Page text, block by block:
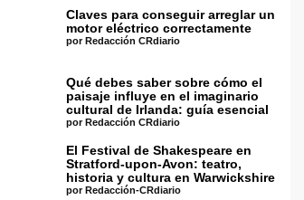
Claves para conseguir arreglar un
motor eléctrico correctamente
por Redacción CRdiario
Qué debes saber sobre cómo el
paisaje influye en el imaginario
cultural de Irlanda: guía esencial
por Redacción CRdiario
El Festival de Shakespeare en
Stratford-upon-Avon: teatro,
historia y cultura en Warwickshire
por Redacción-CRdiario